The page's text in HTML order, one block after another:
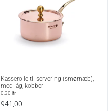
Kasserolle til servering (smørnæb),
med låg, kobber
0,30 ltr
941,00